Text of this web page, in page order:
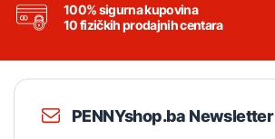
100% sigurna kupovina
10 fizičkih prodajnih centara
PENNYshop.ba Newsletter